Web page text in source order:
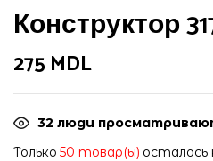
Конструктор
275 MDL
32 люди
Только 50 товар(ы) осталось
сайта в этом
последующих